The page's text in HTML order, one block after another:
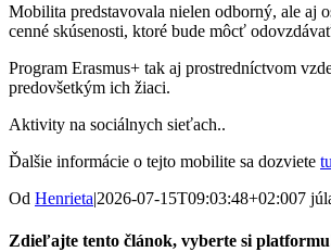
Mobilita predstavovala nielen odborný, ale aj
cenné skúsenosti, ktoré bude môcť
Program Erasmus+ tak aj prostredníctvom
predovšetkým ich žiaci.
Aktivity na sociálnych sieťach..
Ďalšie informácie o tejto mobilite sa dozviete tu
Od Henrieta|2026-07-15T09:03:48+02:007
Zdieľajte tento článok, vyberte si